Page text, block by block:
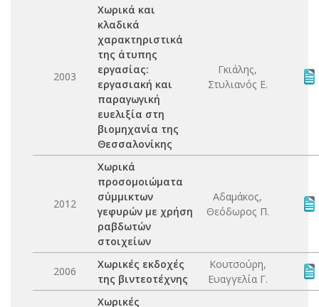
2003
Χωρικά και
κλαδικά
χαρακτηριστικά
της άτυπης
εργασίας:
εργασιακή και
παραγωγική
ευελιξία στη
βιομηχανία της
Θεσσαλονίκης
Γκιάλης,
Στυλιανός Ε.
2012
Χωρικά
προσομοιώματα
σύμμικτων
γεφυρών με χρήση
ραβδωτών
στοιχείων
Αδαμάκος,
Θεόδωρος Π.
2006
Χωρικές εκδοχές
της βιντεοτέχνης
Κουτσούρη,
Ευαγγελία Γ.
Χωρικές